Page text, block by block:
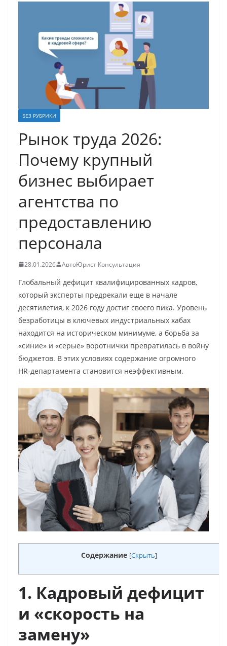
БЕЗ РУБРИКИ
Рынок труда 2026:
Почему крупный
бизнес выбирает
агентства по
предоставлению
персонала
28.01.2026 АвтоЮрист Консультация
Глобальный дефицит квалифицированных кадров,
который эксперты предрекали еще в начале
десятилетия, к 2026 году достиг своего пика. Уровень
безработицы в ключевых индустриальных хабах
находится на историческом минимуме, а борьба за
«синие» и «серые» воротнички превратилась в войну
бюджетов. В этих условиях содержание огромного
HR-департамента становится неэффективным.
Содержание [Скрыть]
1. Кадровый дефицит
и «скорость на
замену»